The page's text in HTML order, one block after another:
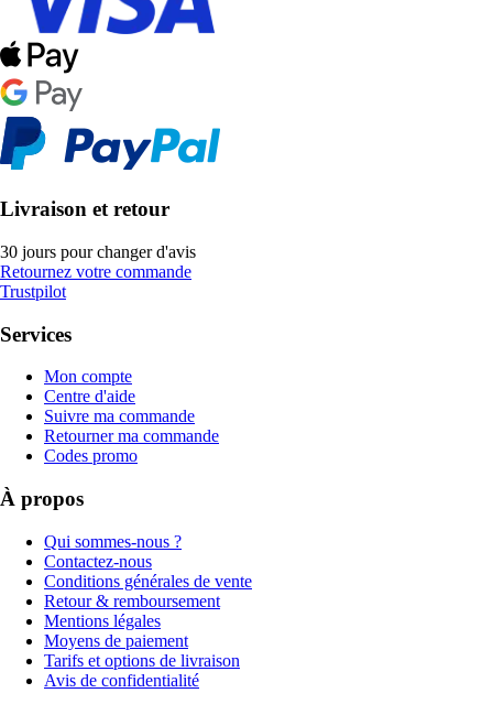
Livraison et retour
30 jours pour changer d'avis
Retournez votre commande
Trustpilot
Services
Mon compte
Centre d'aide
Suivre ma commande
Retourner ma commande
Codes promo
À propos
Qui sommes-nous ?
Contactez-nous
Conditions générales de vente
Retour & remboursement
Mentions légales
Moyens de paiement
Tarifs et options de livraison
Avis de confidentialité